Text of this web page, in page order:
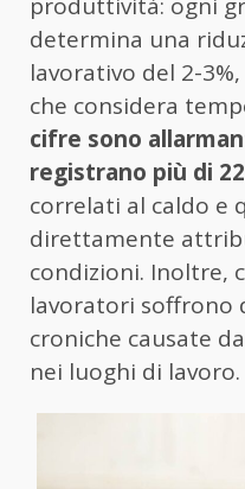
produttività: ogni
determina una
lavorativo del 2-3%,
che considera
cifre sono
registrano più di
correlati al caldo e
direttamente
condizioni. Inoltre,
lavoratori soffrono
croniche causate
nei luoghi di lavoro.